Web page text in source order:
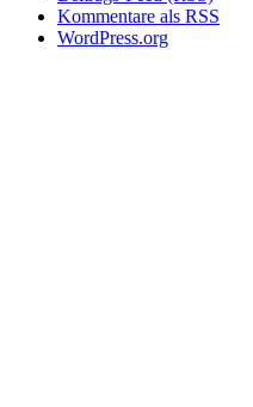
Kommentare als RSS
WordPress.org